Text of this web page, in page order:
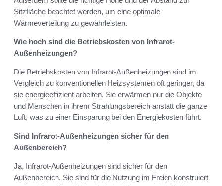
Sitzfläche beachtet werden, um eine optimale
Wärmeverteilung zu gewährleisten.
Wie hoch sind die Betriebskosten von Infrarot-
Außenheizungen?
Die Betriebskosten von Infrarot-Außenheizungen sind im
Vergleich zu konventionellen Heizsystemen oft geringer, da
sie energieeffizient arbeiten. Sie erwärmen nur die Objekte
und Menschen in ihrem Strahlungsbereich anstatt die ganze
Luft, was zu einer Einsparung bei den Energiekosten führt.
Sind Infrarot-Außenheizungen sicher für den
Außenbereich?
Ja, Infrarot-Außenheizungen sind sicher für den
Außenbereich. Sie sind für die Nutzung im Freien konstruiert